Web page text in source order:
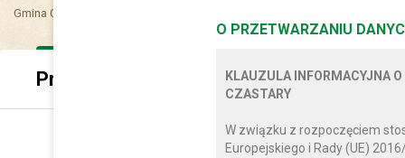
Gmina Czastary
Przydatne dokumenty
O PRZETWARZANIU
KLAUZULA INFORMACYJNA
CZASTARY
W związku z rozpoczęciem
Europejskiego i Rady (UE)